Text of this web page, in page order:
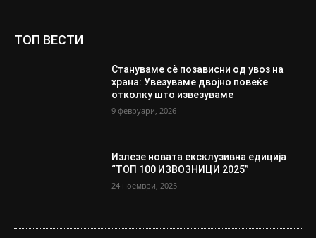
ТОП ВЕСТИ
Стануваме сè позависни од увоз на
храна: Увезуваме двојно повеќе
отколку што извезуваме
9 февруари, 2026
Излезе новата ексклузивна едиција
“ТОП 100 ИЗВОЗНИЦИ 2025”
24 ноември, 2025